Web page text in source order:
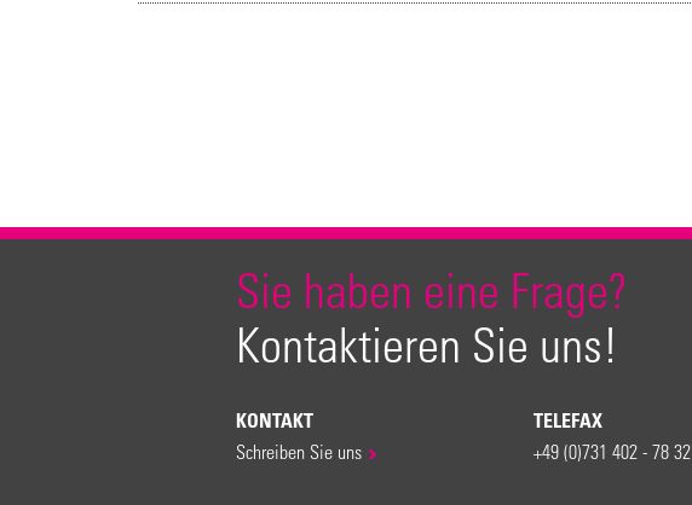
Sie haben eine Frage?
Kontaktieren Sie uns!
KONTAKT
Schreiben Sie uns
TELEFAX
+49 (0)731 402 - 78 32